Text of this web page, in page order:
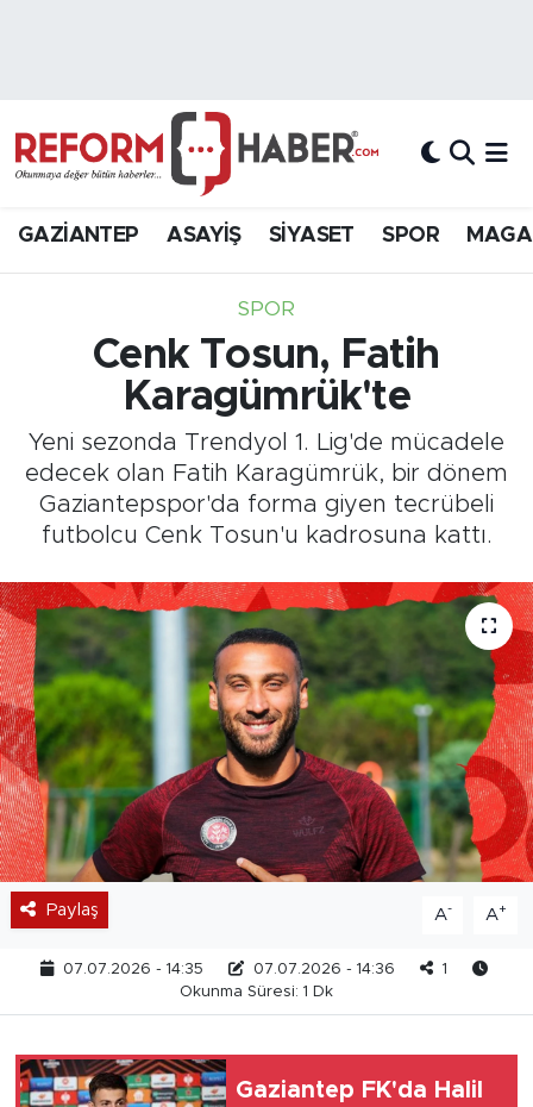
GAZİANTEP ASAYİŞ SİYASET SPOR
SPOR
Cenk Tosun, Fatih
Karagümrük'te
Yeni sezonda Trendyol 1. Lig'de mücadele
edecek olan Fatih Karagümrük, bir dönem
Gaziantepspor'da forma giyen tecrübeli
futbolcu Cenk Tosun'u kadrosuna kattı.
Paylaş A- A+
07.07.2026 - 14:35 07.07.2026 - 14:36
1
Okunma Süresi: 1 Dk
Gaziantep FK'da Halil
Hava Durumu
Süper Lig Puan Durumu ve Fikstür
Son Dakika Haberleri
Haber Arşivi